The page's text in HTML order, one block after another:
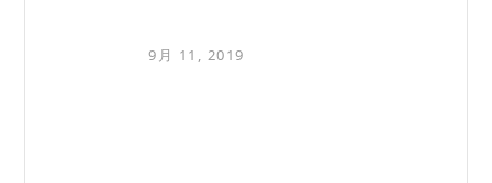
9月 11, 2019